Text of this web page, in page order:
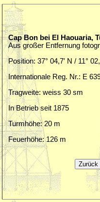
Cap Bon bei El Haouaria,
Aus großer Entfernung
Position: 37° 04,7′ N / 11°
Internationale Reg. Nr.: E
Tragweite: weiss 30 sm
In Betrieb seit 1875
Turmhöhe: 20 m
Feuerhöhe: 126 m